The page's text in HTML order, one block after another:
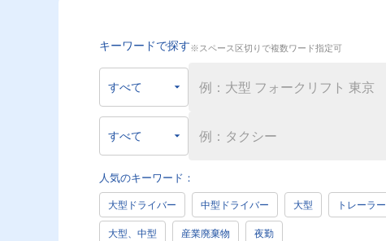
キーワードで探す※スペース区切りで複数ワード指定可
人気のキーワード：
大型ドライバー 中型ドライバー 大型 トレーラー
大型、中型 産業廃棄物 夜勤